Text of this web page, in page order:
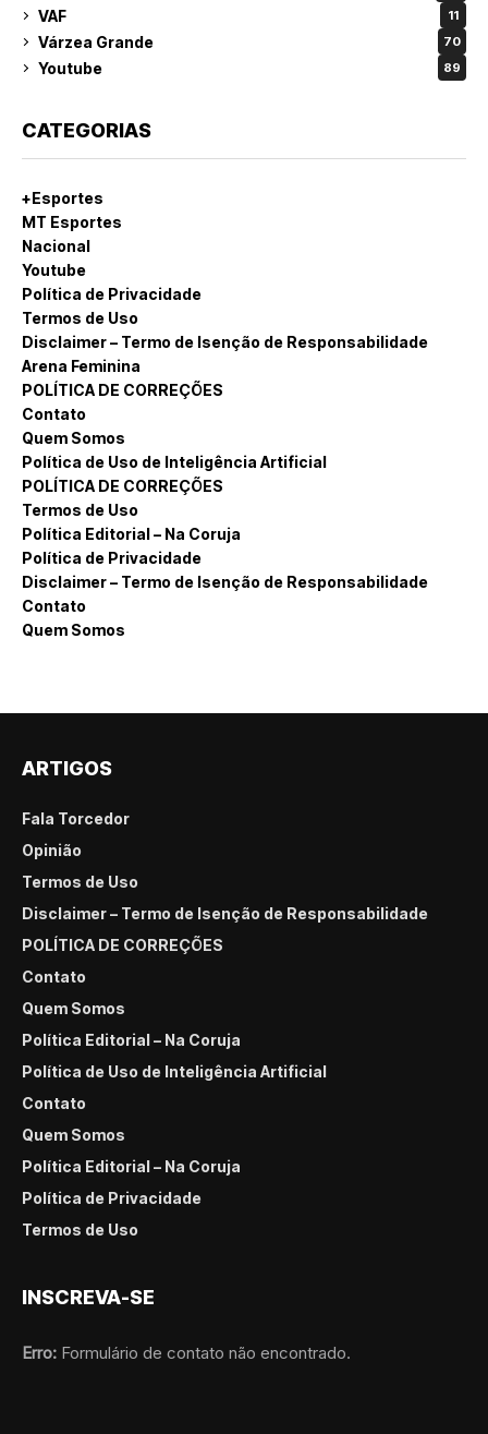
VAF 11
Várzea Grande 70
Youtube 89
CATEGORIAS
+Esportes
MT Esportes
Nacional
Youtube
Política de Privacidade
Termos de Uso
Disclaimer – Termo de Isenção de Responsabilidade
Arena Feminina
POLÍTICA DE CORREÇÕES
Contato
Quem Somos
Política de Uso de Inteligência Artificial
POLÍTICA DE CORREÇÕES
Termos de Uso
Política Editorial – Na Coruja
Política de Privacidade
Disclaimer – Termo de Isenção de Responsabilidade
Contato
Quem Somos
ARTIGOS
Fala Torcedor
Opinião
Termos de Uso
Disclaimer – Termo de Isenção de Responsabilidade
POLÍTICA DE CORREÇÕES
Contato
Quem Somos
Política Editorial – Na Coruja
Política de Uso de Inteligência Artificial
Contato
Quem Somos
Política Editorial – Na Coruja
Política de Privacidade
Termos de Uso
INSCREVA-SE
Erro: Formulário de contato não encontrado.